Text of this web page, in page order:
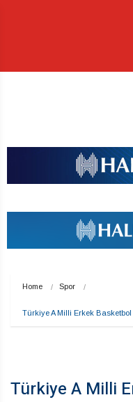
Home Spor
Türkiye A Milli Erkek Basketbol
Türkiye A Milli